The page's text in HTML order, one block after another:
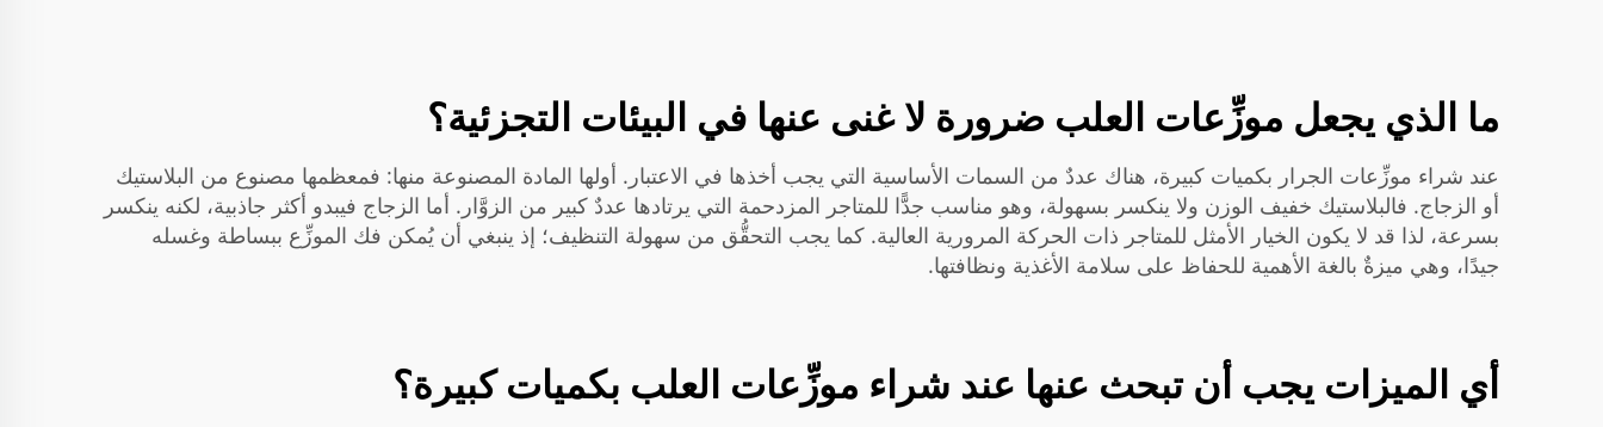
ما الذي يجعل موزِّعات العلب ضرورة لا غنى عنها في البيئات التجزئية؟
عند شراء موزِّعات الجرار بكميات كبيرة، هناك عددٌ من السمات الأساسية التي يجب أخذها في الاعتبار. أولها المادة المصنوعة منها: فمعظمها مصنوع من البلاستيك
أو الزجاج. فالبلاستيك خفيف الوزن ولا ينكسر بسهولة، وهو مناسب جدًّا للمتاجر المزدحمة التي يرتادها عددٌ كبير من الزوَّار. أما الزجاج فيبدو أكثر جاذبية، لكنه ينكسر
بسرعة، لذا قد لا يكون الخيار الأمثل للمتاجر ذات الحركة المرورية العالية. كما يجب التحقُّق من سهولة التنظيف؛ إذ ينبغي أن يُمكن فك الموزِّع ببساطة وغسله
جيدًا، وهي ميزةٌ بالغة الأهمية للحفاظ على سلامة الأغذية ونظافتها.
أي الميزات يجب أن تبحث عنها عند شراء موزِّعات العلب بكميات كبيرة؟